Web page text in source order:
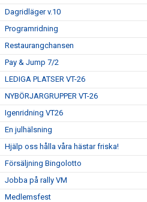
Dagridläger v.10
Programridning
Restaurangchansen
Pay & Jump 7/2
LEDIGA PLATSER VT-26
NYBÖRJARGRUPPER VT-26
Igenridning VT26
En julhälsning
Hjälp oss hålla våra hästar friska!
Försäljning Bingolotto
Jobba på rally VM
Medlemsfest